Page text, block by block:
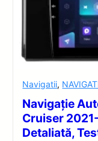
Navigatii,
Navigație
Cruiser
Detaliată,